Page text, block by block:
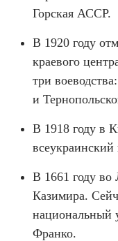
Горская АССР.
В 1920 году
краевого
три
и
В 1918 году в
В 1661 году во
Казимира.
национальный
Франко.